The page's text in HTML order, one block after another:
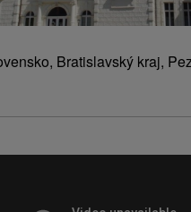
Bratislavský kraj,